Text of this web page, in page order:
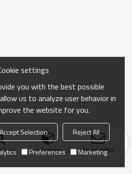
kategorie Poslat dotaz
settings
you with the best possible
us to analyze user behavior in
the website for you.
Accept Selection
Reject All
Preferences Marketing